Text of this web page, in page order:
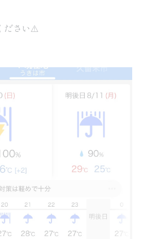
ださい⚠️